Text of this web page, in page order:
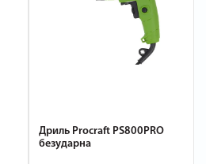
Дриль Procraft PS800PRO
безударна